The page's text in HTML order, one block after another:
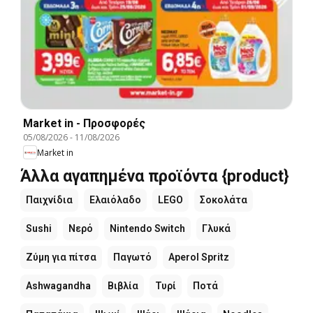
Market in - Προσφορές
05/08/2026- 11/08/2026
Market in
Άλλα αγαπημένα προϊόντα {product}
Παιχνίδια Ελαιόλαδο LEGO Σοκολάτα
Sushi Νερό Nintendo Switch Γλυκά
Ζύμη για πίτσα Παγωτό Aperol Spritz
Ashwagandha Βιβλία Τυρί Ποτά